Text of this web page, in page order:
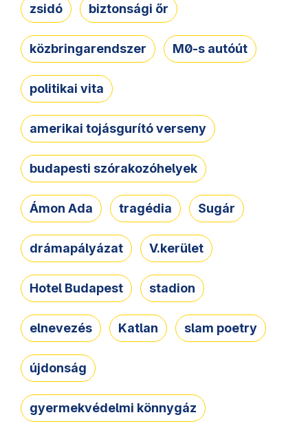
zsidó biztonsági őr
közbringarendszer M0-s autóút
politikai vita
amerikai tojásgurító verseny
budapesti szórakozóhelyek
Ámon Ada tragédia Sugár
drámapályázat V.kerület
Hotel Budapest stadion
elnevezés Katlan slam poetry
újdonság
gyermekvédelmi könnygáz